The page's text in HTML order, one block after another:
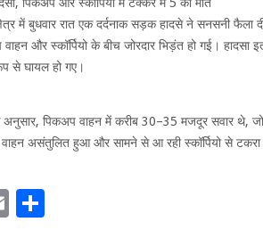
में बुधवार रात एक दर्दनाक सड़क हादसे ने सनसनी फैला
और स्कॉर्पियो के बीच जोरदार भिड़ंत हो गई। हादसा
से घायल हो गए।
अनुसार, पिकअप वाहन में करीब 30–35 मजदूर सवार
असंतुलित हुआ और सामने से आ रही स्कॉर्पियो से
Email